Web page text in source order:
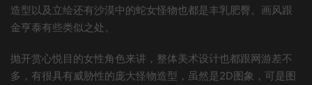
造型以及立绘还有沙漠中的蛇女怪物也都是丰乳肥臀。画风跟
金亨泰有些类似之处。
抛开赏心悦目的女性角色来讲，整体美术设计也都跟网游差不
多，有很具有威胁性的庞大怪物造型，虽然是2D图象，可是图